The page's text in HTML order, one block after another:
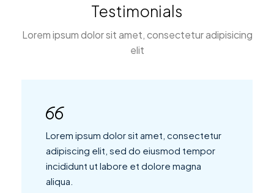
Testimonials
Lorem ipsum dolor sit amet, consectetur adipisicing
elit
Lorem ipsum dolor sit amet, consectetur
adipiscing elit, sed do eiusmod tempor
incididunt ut labore et dolore magna
aliqua.